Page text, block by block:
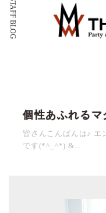
STAFF BLOG
個性あふれるマ
皆さんこんばんは♪ エ
です(*^_^*) &...